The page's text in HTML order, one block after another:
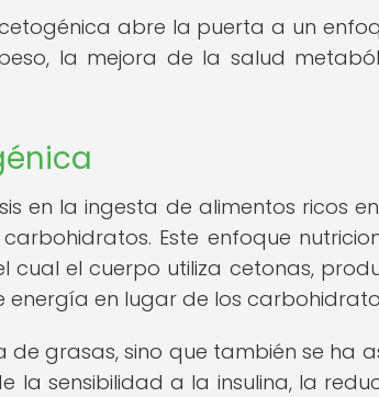
abre la puerta a un
la mejora de la salud
en la ingesta de alimentos ricos
Este enfoque
cual el cuerpo utiliza cetonas,
en lugar de los
grasas, sino que también se ha
sensibilidad a la insulina, la